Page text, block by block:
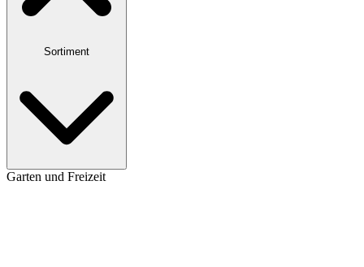
Sortiment
Garten und Freizeit